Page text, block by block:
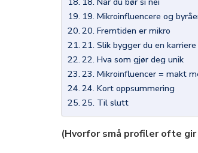
19. Mikroinfluencere og
20. Fremtiden er mikro
21. Slik bygger du en
22. Hva som gjør deg unik
23. Mikroinfluencer = makt
24. Kort oppsummering
25. Til slutt
(Hvorfor små profiler ofte